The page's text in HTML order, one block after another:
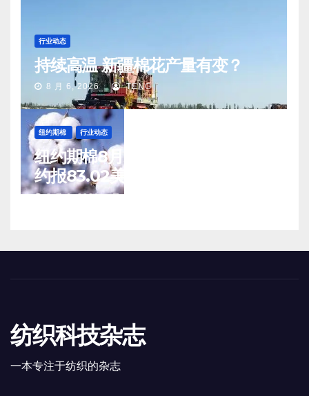
行业动态
持续高温 新疆棉花产量有变？
8 月 6, 2026 TENG
纽约期棉 行业动态
纽约期棉8月5日(周三)收涨12月合
约报83.02美分/磅
8 月 6, 2026 TENG
纺织科技杂志
一本专注于纺织的杂志